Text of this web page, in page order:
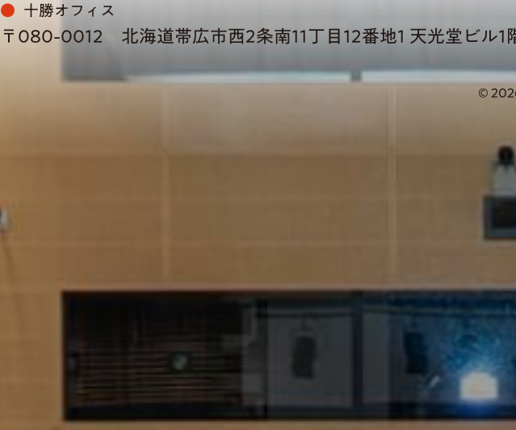
十勝オフィス
〒080-0012 北海道帯広市西2条南11丁目12番地1 天光堂ビル1
©